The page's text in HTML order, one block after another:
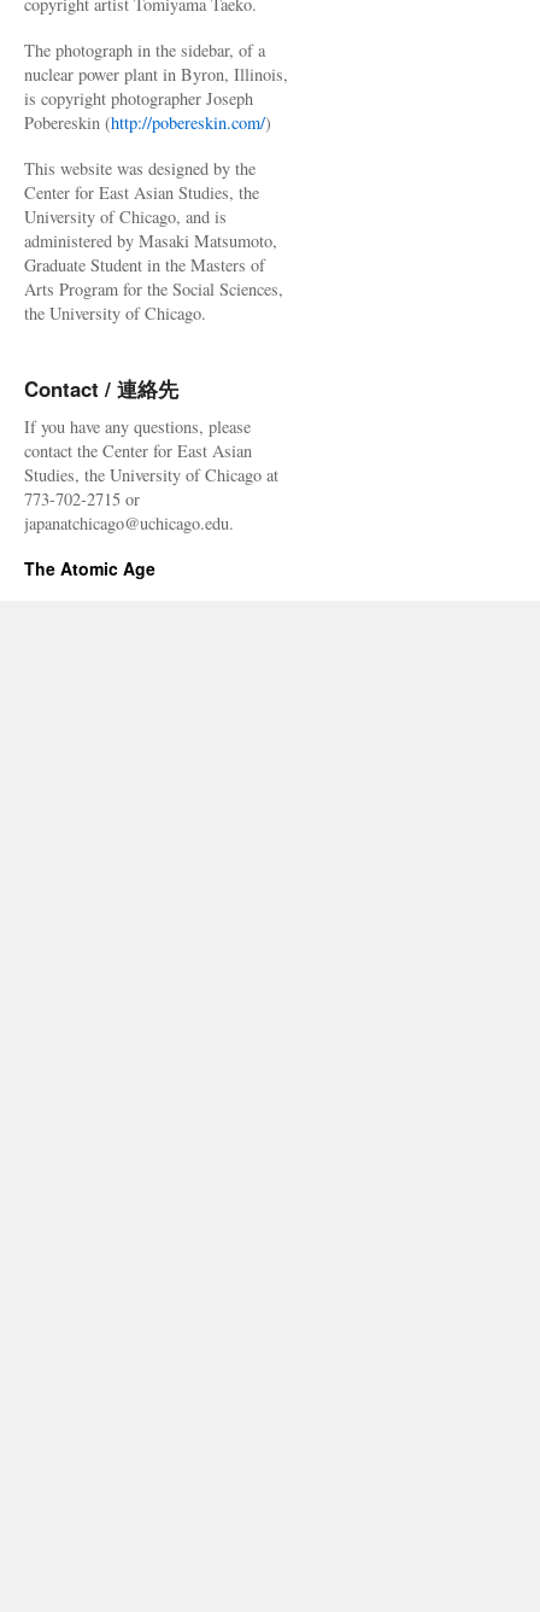
The photograph in the sidebar, of a
nuclear power plant in Byron, Illinois,
is copyright photographer Joseph
Pobereskin (http://pobereskin.com/)
This website was designed by the
Center for East Asian Studies, the
University of Chicago, and is
administered by Masaki Matsumoto,
Graduate Student in the Masters of
Arts Program for the Social Sciences,
the University of Chicago.
Contact / 連絡先
If you have any questions, please
contact the Center for East Asian
Studies, the University of Chicago at
773-702-2715 or
japanatchicago@uchicago.edu.
The Atomic Age